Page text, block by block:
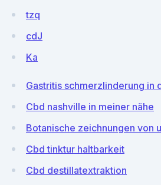
tzq
cdJ
Ka
Gastritis schmerzlinderung in
Cbd nashville in meiner nähe
Botanische zeichnungen von
Cbd tinktur haltbarkeit
Cbd destillatextraktion